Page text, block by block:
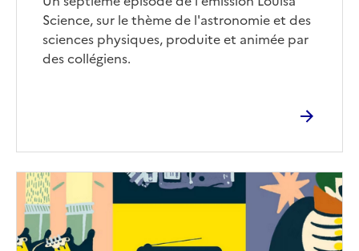
Science, sur le thème de l'astronomie et des
sciences physiques, produite et animée par
des collégiens.
Image
de
couverture
(conseillée)